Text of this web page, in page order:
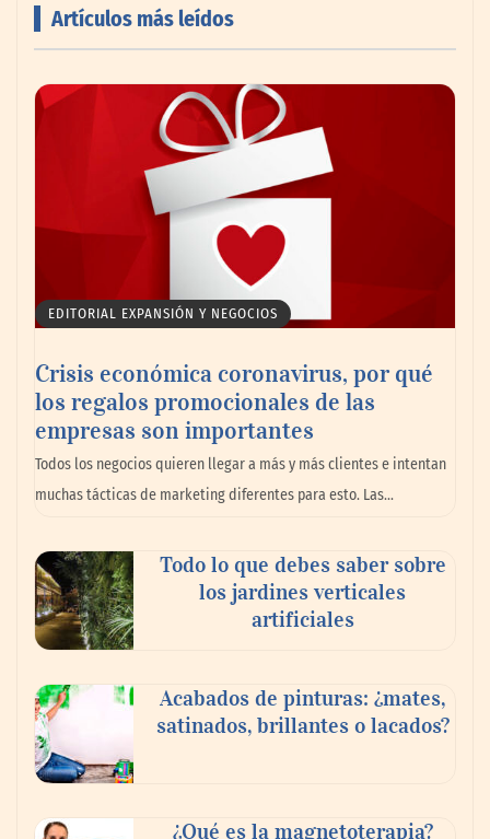
‘El ransomware se puede vencer. No
pagues el rescate’: el nuevo libro de Juan
Ricardo Palacio Escobar
Zoomex mejora su Strategy Center con
herramientas avanzadas para trading
estratégico
Harvard Business Impact presenta
‘Essential Skill Suites’: un nuevo enfoque
sobre cómo los estudiantes aprenden y
desarrollan las competencias personales
Artículos más leídos
EDITORIAL EXPANSIÓN Y NEGOCIOS
Crisis económica coronavirus, por qué
los regalos promocionales de las
empresas son importantes
Todos los negocios quieren llegar a más y más clientes e intentan
muchas tácticas de marketing diferentes para esto. Las…
Todo lo que debes saber sobre
los jardines verticales
artificiales
Acabados de pinturas: ¿mates,
satinados, brillantes o lacados?
¿Qué es la magnetoterapia?